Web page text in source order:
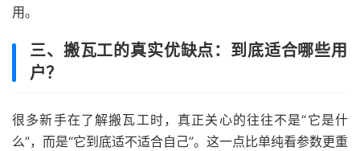
用。
三、搬瓦工的真实优缺点：到底适合哪些用
户？
很多新手在了解搬瓦工时，真正关心的往往不是“它是什
么”，而是“它到底适不适合自己”。这一点比单纯看参数更重